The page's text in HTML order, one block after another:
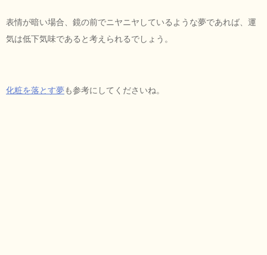
表情が暗い場合、鏡の前でニヤニヤしているような夢であれば、運
気は低下気味であると考えられるでしょう。
化粧を落とす夢も参考にしてくださいね。